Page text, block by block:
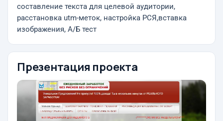
составление текста для целевой аудитории,
расстановка utm-меток, настройка РСЯ,вставка
изображения, А/Б тест
Презентация проекта